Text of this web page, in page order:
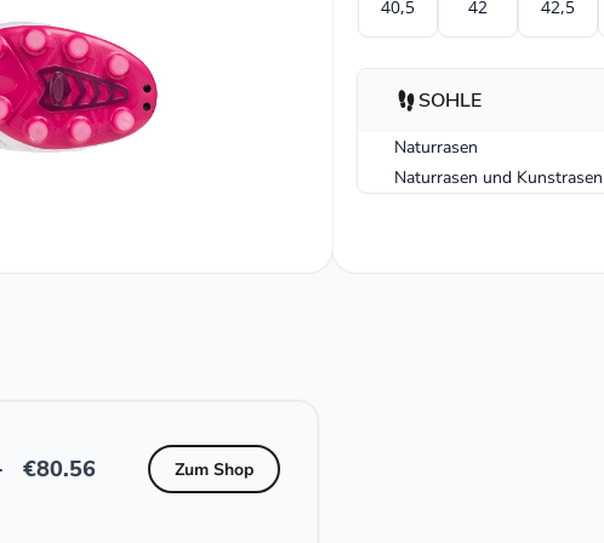
40,5 42 42,5
SOHLE
Naturrasen
Naturrasen und Kunstrasen
€80.56 Zum Shop